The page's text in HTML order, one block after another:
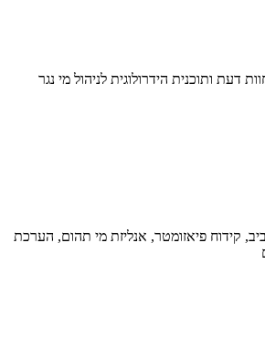
60 תל אביב, קידוח פיאזומטר, אנליזת מי תהום, הערכת